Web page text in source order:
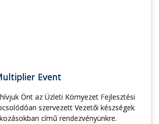
Event
Önt az Üzleti Környezet Fejlesztési
szervezett Vezetői készségek
című rendezvényünkre.